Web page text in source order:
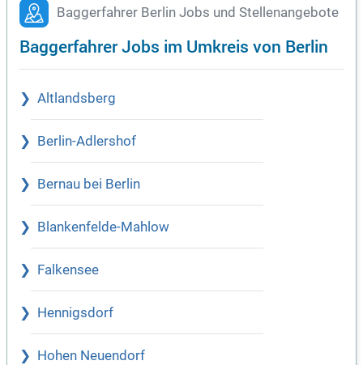
Baggerfahrer Berlin Jobs und Stellenangebote
Baggerfahrer Jobs im Umkreis von Berlin
Altlandsberg
Berlin-Adlershof
Bernau bei Berlin
Blankenfelde-Mahlow
Falkensee
Hennigsdorf
Hohen Neuendorf